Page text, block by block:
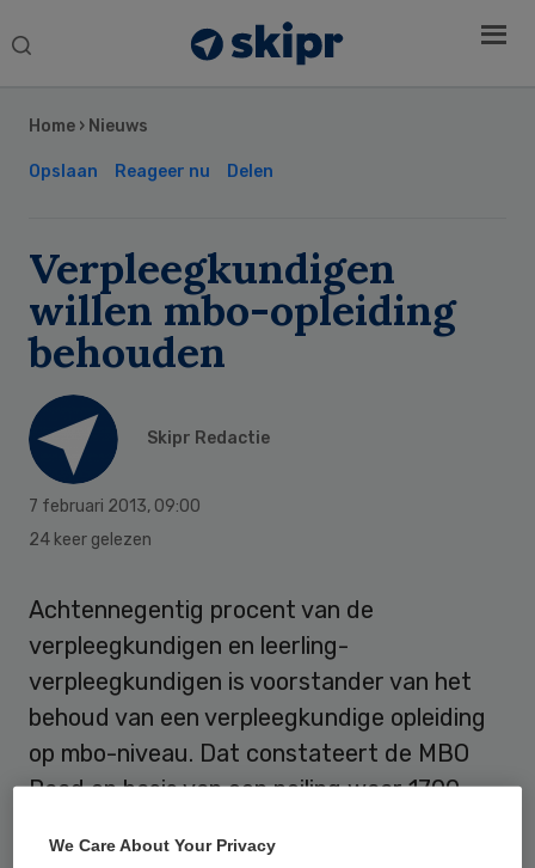
Search
Home › Nieuws
Opslaan Reageer nu Delen
Verpleegkundigen
willen mbo-opleiding
behouden
Skipr Redactie
7 februari 2013, 09:00
24 keer gelezen
Achtennegentig procent van de
verpleegkundigen en leerling-
verpleegkundigen is voorstander van het
behoud van een verpleegkundige opleiding
op mbo-niveau. Dat constateert de MBO
Raad op basis van een peiling waar 1700
Sidebar
We Care About Your Privacy